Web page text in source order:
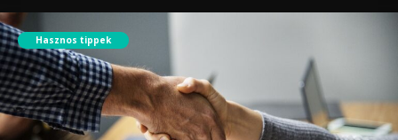
Hasznos tippek